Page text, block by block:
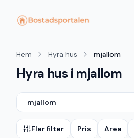
Hem Hyra hus mjallom
Hyra hus i mjallom
mjallom
Fler filter Pris Area